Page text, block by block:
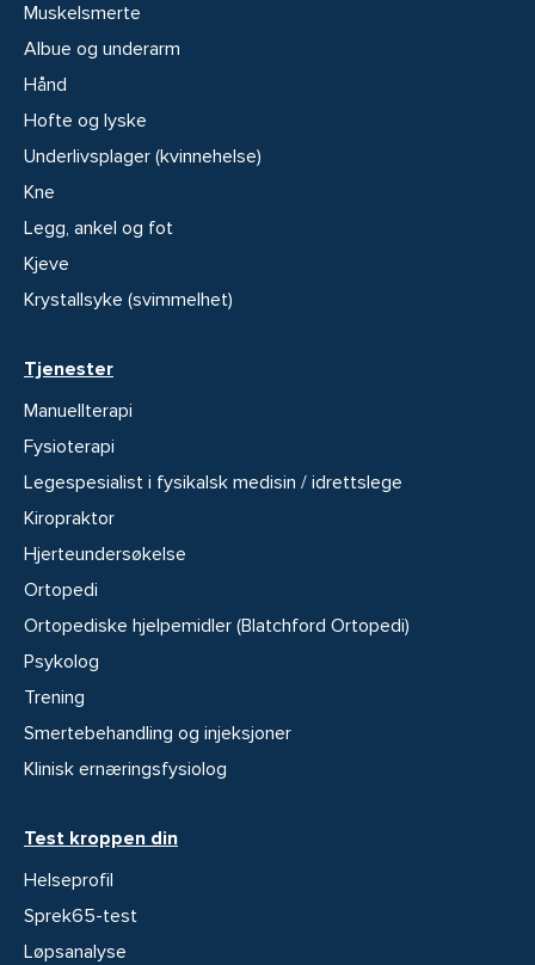
Muskelsmerte
Albue og underarm
Hånd
Hofte og lyske
Underlivsplager (kvinnehelse)
Kne
Legg, ankel og fot
Kjeve
Krystallsyke (svimmelhet)
Tjenester
Manuellterapi
Fysioterapi
Legespesialist i fysikalsk medisin / idrettslege
Kiropraktor
Hjerteundersøkelse
Ortopedi
Ortopediske hjelpemidler (Blatchford Ortopedi)
Psykolog
Trening
Smertebehandling og injeksjoner
Klinisk ernæringsfysiolog
Test kroppen din
Helseprofil
Sprek65-test
Løpsanalyse